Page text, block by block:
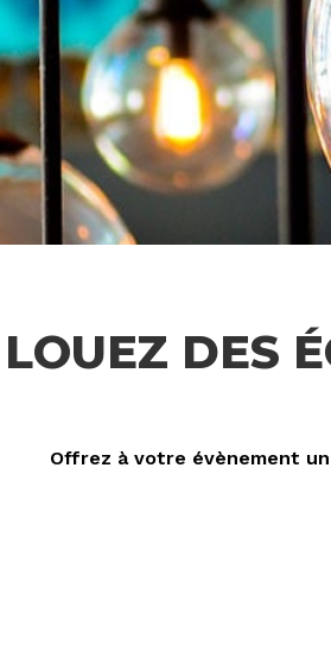
LOUEZ DES
Offrez à votre évènement